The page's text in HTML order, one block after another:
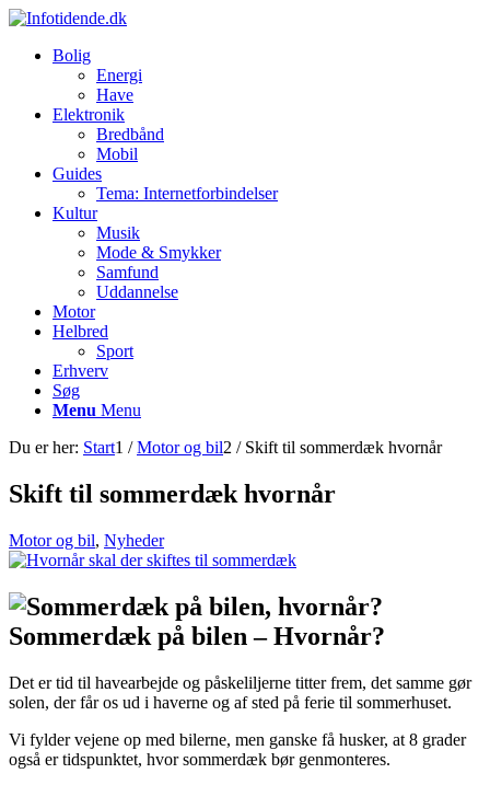
Bolig
Energi
Have
Elektronik
Bredbånd
Mobil
Guides
Tema: Internetforbindelser
Kultur
Musik
Mode & Smykker
Samfund
Uddannelse
Motor
Helbred
Sport
Erhverv
Søg
Menu Menu
Du er her: Start1 / Motor og bil2 / Skift til sommerdæk hvornår
Skift til sommerdæk hvornår
Motor og bil, Nyheder
Sommerdæk på bilen – Hvornår?
Det er tid til havearbejde og påskeliljerne titter frem, det samme gør
solen, der får os ud i haverne og af sted på ferie til sommerhuset.
Vi fylder vejene op med bilerne, men ganske få husker, at 8 grader
også er tidspunktet, hvor sommerdæk bør genmonteres.